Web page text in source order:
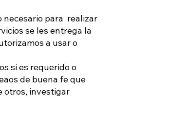
necesario para realizar
se les entrega la
a usar o
si es requerido o
de buena fe que
otros, investigar